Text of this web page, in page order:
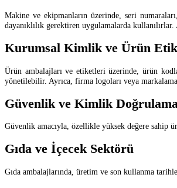
Makine ve ekipmanların üzerinde, seri
dayanıklılık gerektiren uygulamalarda
Kurumsal Kimlik ve Ürün
Ürün ambalajları ve etiketleri üzerinde, ürün
yönetilebilir. Ayrıca, firma logoları veya
Güvenlik ve Kimlik Doğrulama
Güvenlik amacıyla, özellikle yüksek değere
Gıda ve İçecek Sektörü
Gıda ambalajlarında, üretim ve son kullanma